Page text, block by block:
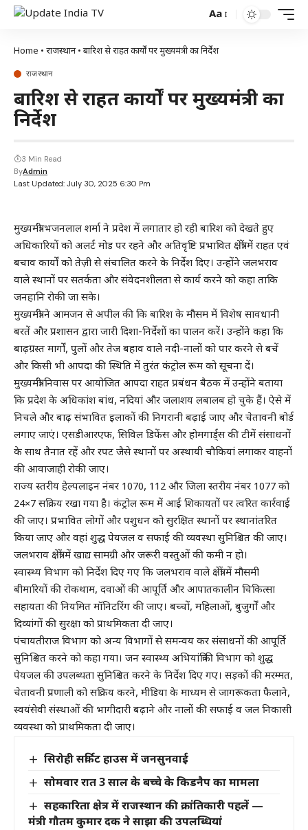
Aa
Home • राजस्थान•बारिश से राहत कार्यों पर मुख्यमंत्री का निर्देश
राजस्थान
बारिश से राहत कार्यों पर मुख्यमंत्री का
निर्देश
Last Updated: July 30, 2025 6:30 Pm
ByAdmin
3 Min Read
मुख्यमंत्री भजनलाल शर्मा ने प्रदेश में लगातार हो रही बारिश को देखते हुए
अधिकारियों को अलर्ट मोड पर रहने और अतिवृष्टि प्रभावित क्षेत्रों में राहत एवं
बचाव कार्यों को तेज़ी से संचालित करने के निर्देश दिए। उन्होंने जलभराव
वाले स्थानों पर सतर्कता और संवेदनशीलता से कार्य करने को कहा ताकि
जनहानि रोकी जा सके।
मुख्यमंत्री ने आमजन से अपील की कि बारिश के मौसम में विशेष सावधानी
बरतें और प्रशासन द्वारा जारी दिशा-निर्देशों का पालन करें। उन्होंने कहा कि
बाढ़ग्रस्त मार्गों, पुलों और तेज बहाव वाले नदी-नालों को पार करने से बचें
और किसी भी आपदा की स्थिति में तुरंत कंट्रोल रूम को सूचना दें।
मुख्यमंत्री निवास पर आयोजित आपदा राहत प्रबंधन बैठक में उन्होंने बताया
कि प्रदेश के अधिकांश बांध, नदियां और जलाशय लबालब हो चुके हैं। ऐसे में
निचले और बाढ़ संभावित इलाकों की निगरानी बढ़ाई जाए और चेतावनी बोर्ड
लगाए जाएं। एसडीआरएफ, सिविल डिफेंस और होमगार्ड्स की टीमें संसाधनों
के साथ तैनात रहें और रपट जैसे स्थानों पर अस्थायी चौकियां लगाकर वाहनों
की आवाजाही रोकी जाए।
राज्य स्तरीय हेल्पलाइन नंबर 1070, 112 और जिला स्तरीय नंबर 1077 को
24×7 सक्रिय रखा गया है। कंट्रोल रूम में आई शिकायतों पर त्वरित कार्रवाई
की जाए। प्रभावित लोगों और पशुधन को सुरक्षित स्थानों पर स्थानांतरित
किया जाए और वहां शुद्ध पेयजल व सफाई की व्यवस्था सुनिश्चित की जाए।
जलभराव क्षेत्रों में खाद्य सामग्री और जरूरी वस्तुओं की कमी न हो।
स्वास्थ्य विभाग को निर्देश दिए गए कि जलभराव वाले क्षेत्रों में मौसमी
बीमारियों की रोकथाम, दवाओं की आपूर्ति और आपातकालीन चिकित्सा
सहायता की नियमित मॉनिटरिंग की जाए। बच्चों, महिलाओं, बुजुर्गों और
दिव्यांगों की सुरक्षा को प्राथमिकता दी जाए।
पंचायतीराज विभाग को अन्य विभागों से समन्वय कर संसाधनों की आपूर्ति
सुनिश्चित करने को कहा गया। जन स्वास्थ्य अभियांत्रिकी विभाग को शुद्ध
पेयजल की उपलब्धता सुनिश्चित करने के निर्देश दिए गए। सड़कों की मरम्मत,
चेतावनी प्रणाली को सक्रिय करने, मीडिया के माध्यम से जागरूकता फैलाने,
स्वयंसेवी संस्थाओं की भागीदारी बढ़ाने और नालों की सफाई व जल निकासी
व्यवस्था को प्राथमिकता दी जाए।
सिरोही सर्किट हाउस में जनसुनवाई
सोमवार रात 3 साल के बच्चे के किडनैप का मामला
सहकारिता क्षेत्र में राजस्थान की क्रांतिकारी पहलें —
मंत्री गौतम कुमार दक ने साझा की उपलब्धियां